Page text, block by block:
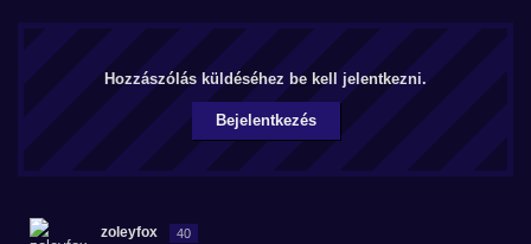
Hozzászólás küldéséhez be kell jelentkezni.
Bejelentkezés
zoleyfox 40